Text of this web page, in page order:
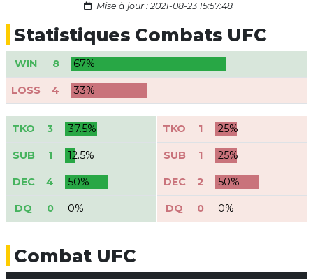
Mise à jour : 2021-08-23 15:57:48
Statistiques Combats UFC
WIN 8 67%
LOSS 4 33%
TKO 3 37.5%
SUB 1 12.5%
DEC 4 50%
DQ 0 0%
TKO 1 25%
SUB 1 25%
DEC 2 50%
DQ 0 0%
Combat UFC